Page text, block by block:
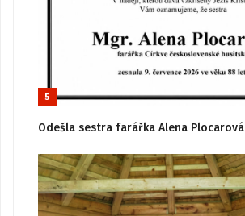
5
Odešla sestra farářka Alena Plocarová